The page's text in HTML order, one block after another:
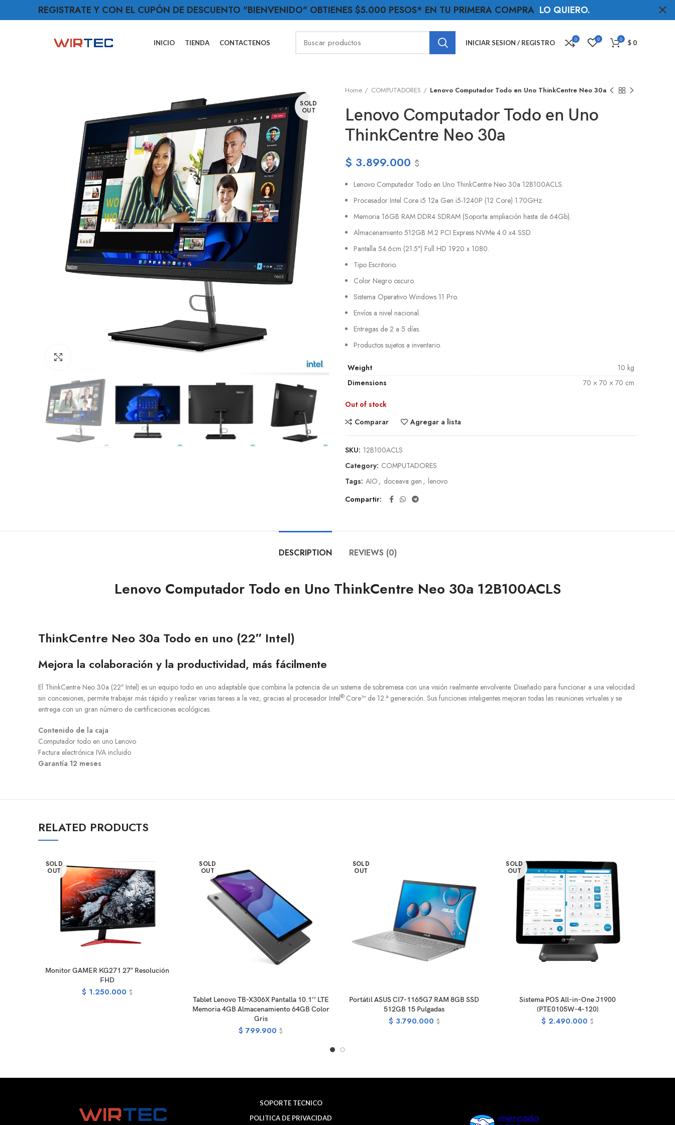
INICIO TIENDA CONTACTENOS INICIAR SESION / REGISTRO 0 0 0 $ 0
SOLD
OUT
Home COMPUTADORES Lenovo Computador Todo en Uno ThinkCentre Neo 30a
Lenovo Computador Todo en Uno
ThinkCentre Neo 30a
$ 3.899.000 $
Lenovo Computador Todo en Uno ThinkCentre Neo 30a 12B100ACLS.
Procesador Intel Core i5 12a Gen i5-1240P (12 Core) 1.70GHz.
Memoria 16GB RAM DDR4 SDRAM (Soporta ampliación hasta de 64Gb).
Almacenamiento 512GB M.2 PCI Express NVMe 4.0 x4 SSD.
Pantalla 54.6cm (21.5″) Full HD 1920 x 1080.
Tipo Escritorio.
Color Negro oscuro.
Sistema Operativo Windows 11 Pro.
Envíos a nivel nacional.
Entregas de 2 a 5 días.
Productos sujetos a inventario.
Weight
10 kg
Dimensions
70 × 70 × 70 cm
Out of stock
Comparar
Agregar a lista
SKU: 12B100ACLS
Category: COMPUTADORES
Tags: AIO , doceava gen , lenovo
Compartir
DESCRIPTION REVIEWS (0)
Lenovo Computador Todo en Uno ThinkCentre Neo 30a 12B100ACLS
ThinkCentre Neo 30a Todo en uno (22″ Intel)
Mejora la colaboración y la productividad, más fácilmente
El ThinkCentre Neo 30a (22″ Intel) es un equipo todo en uno adaptable que combina la potencia de un sistema de sobremesa con una visión realmente envolvente. Diseñado para funcionar a una velocidad
sin concesiones, permite trabajar más rápido y realizar varias tareas a la vez, gracias al procesador Intel® Core™ de 12.a generación. Sus funciones inteligentes mejoran todas las reuniones virtuales y se
entrega con un gran número de certificaciones ecológicas.
Contenido de la caja
Computador todo en uno Lenovo
Factura electrónica IVA incluido
Garantía 12 meses
RELATED PRODUCTS
SOLD
OUT
READ MORE
Monitor GAMER KG271 27″ Resolución
FHD
$ 1.250.000 $
SOLD
OUT
READ MORE
Tablet Lenovo TB-X306X Pantalla 10.1’’ LTE
Memoria 4GB Almacenamiento 64GB Color
Gris
$ 799.900 $
SOLD
OUT
READ MORE
Portátil ASUS CI7-1165G7 RAM 8GB SSD
512GB 15 Pulgadas
$ 3.790.000 $
SOLD
OUT
READ MORE
Sistema POS All-in-One J1900
(PTE0105W-4-120)
$ 2.490.000 $
SOPORTE TECNICO
POLITICA DE PRIVACIDAD
REGISTRATE Y CON EL CUPÓN DE DESCUENTO "BIENVENIDO" OBTIENES $5.000 PESOS* EN TU PRIMERA COMPRA LO QUIERO.